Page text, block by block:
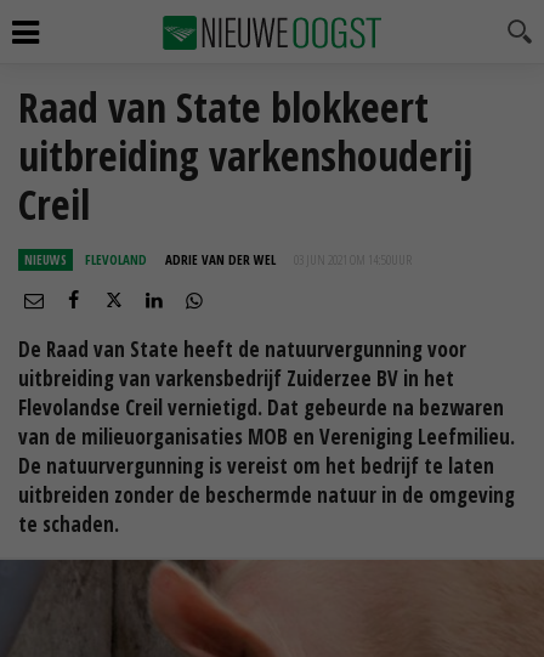
Raad van State blokkeert
uitbreiding varkenshouderij
Creil
NIEUWS FLEVOLAND ADRIE VAN DER WEL 03 JUN 2021 OM 14:50
De Raad van State heeft de natuurvergunning voor
uitbreiding van varkensbedrijf Zuiderzee BV in het
Flevolandse Creil vernietigd. Dat gebeurde na bezwaren
van de milieuorganisaties MOB en Vereniging Leefmilieu.
De natuurvergunning is vereist om het bedrijf te laten
uitbreiden zonder de beschermde natuur in de omgeving
te schaden.